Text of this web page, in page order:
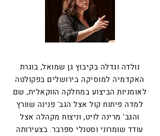
נולדה וגדלה בקיבוץ גן שמואל, בוגרת
האקדמיה למוסיקה בירושלים בפקולטה
לאומניות הביצוע במחלקה הווקאלית, שם
למדה פיתוח קול אצל הגב' פנינה שוורץ
והגב' מרינה לויט, וניצוח מקהלה אצל
עודד שומרוני וסטנלי ספרבר. בצעירותה